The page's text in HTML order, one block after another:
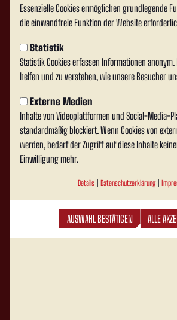
Essenzielle Cookies ermöglichen grundlegende
die einwandfreie Funktion der Website
Statistik
Statistik Cookies erfassen Informationen
helfen und zu verstehen, wie unsere Besucher
Externe Medien
Inhalte von Videoplattformen und Social-Media-
standardmäßig blockiert. Wenn Cookies von
werden, bedarf der Zugriff auf diese Inhalte
Einwilligung mehr.
Details Datenschutzerklärung
AUSWAHL BESTÄTIGEN ALLE